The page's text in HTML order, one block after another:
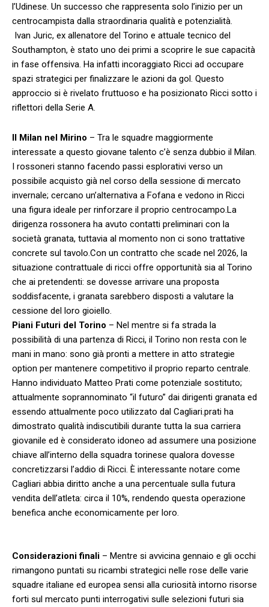
l’Udinese.‍ Un successo che rappresenta⁤ solo l’inizio per un
centrocampista dalla ‌straordinaria qualità e potenzialità.
⁣ Ivan Juric, ex allenatore del Torino e attuale tecnico del
Southampton, è stato​ uno dei primi a scoprire le sue capacità
in fase offensiva. Ha infatti ⁣incoraggiato Ricci ad occupare
spazi strategici per finalizzare le azioni da gol. Questo
approccio si è rivelato fruttuoso e ha posizionato Ricci sotto ⁣i
riflettori‍ della Serie A.
Il Milan nel Mirino – Tra le squadre maggiormente
interessate a questo⁣ giovane⁢ talento c’è senza dubbio il Milan.
I rossoneri stanno facendo passi esplorativi verso un
⁤possibile acquisto già ‍nel corso della sessione di mercato
invernale; cercano un’alternativa a Fofana‌ e vedono in Ricci
una figura ideale per rinforzare il proprio centrocampo.La
dirigenza rossonera ha avuto contatti preliminari con la
società granata, tuttavia al momento non ci ‍sono trattative⁢
concrete sul tavolo.Con un contratto che scade nel 2026, la
situazione contrattuale ‌di ricci offre opportunità​ sia al Torino
che ai pretendenti: se ⁤dovesse arrivare una proposta
soddisfacente, i granata sarebbero disposti a valutare la
cessione del loro gioiello.
Piani Futuri del Torino – ‌Nel mentre si fa strada la
possibilità di una partenza di Ricci, il Torino non resta con ‌le⁣
mani in mano: sono già pronti a mettere⁣ in atto strategie
option per ⁢mantenere competitivo il proprio⁢ reparto centrale.
Hanno individuato Matteo Prati come potenziale sostituto;
⁣attualmente​ soprannominato “il ‍futuro” dai dirigenti granata ed
essendo attualmente poco utilizzato dal Cagliari.prati ha
dimostrato qualità indiscutibili durante tutta la sua carriera
giovanile ed è considerato idoneo ad assumere una posizione
chiave all’interno della squadra torinese⁤ qualora dovesse
⁢concretizzarsi l’addio di Ricci. È interessante notare come
Cagliari abbia diritto anche a una percentuale⁣ sulla futura
vendita dell’atleta: ⁢circa il 10%,⁤ rendendo questa ‌operazione
benefica anche economicamente per loro.
Considerazioni finali – Mentre si avvicina gennaio​ e gli ⁣occhi
rimangono puntati su ricambi strategici nelle rose delle varie
squadre italiane ed europea sensi alla curiosità ⁣intorno ⁢risorse
forti sul mercato punti interrogativi sulle selezioni futuri sia